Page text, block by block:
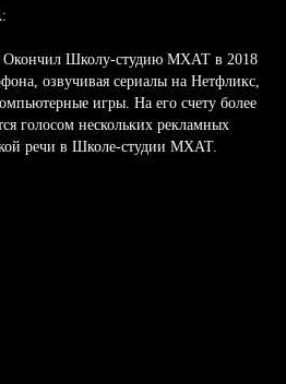
Окончил Школу-студию МХАТ в 2018
озвучивая сериалы на Нетфликс,
игры. На его счету более
голосом нескольких рекламных
речи в Школе-студии МХАТ.